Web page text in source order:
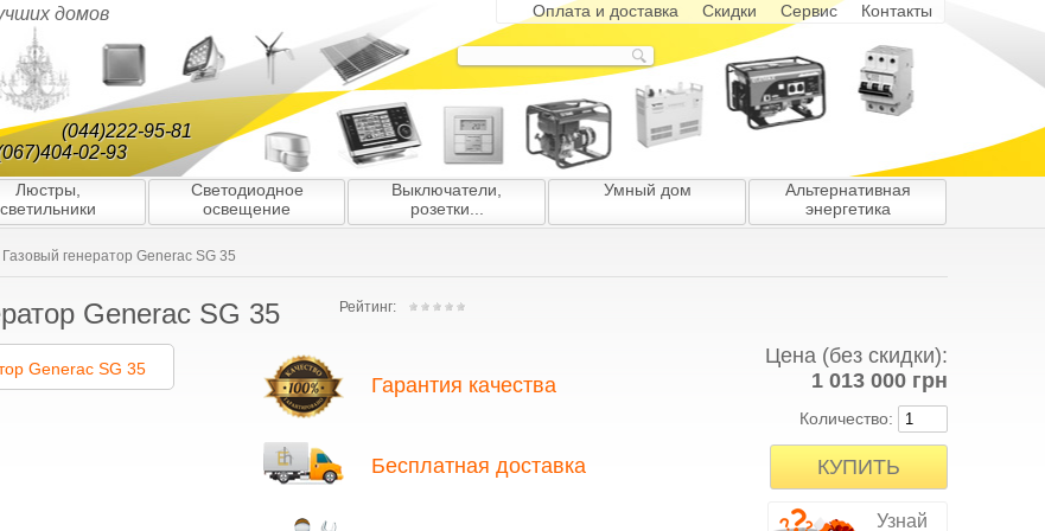
домов
(044)222-95-81
02-93
Газовый генератор Generac SG 35
Generac SG 35 Рейтинг:
Гарантия качества
подбору партнёров/поставщиков, мы предоставляем 100%-
ю гарантию качества всех генераторов и обслуживания. У
нас вы найдёте только оригинальную продукцию с честной
завозятся в Украину официальными представителями
Бесплатная доставка
Цена (без скидки):
1 013 000 грн
Количество:
Узнай
Люстры,
светильники
Светодиодное
освещение
Выключатели,
розетки...
Умный дом
Альтернативная
энергетика
Оплата и доставка Скидки Сервис Контакты